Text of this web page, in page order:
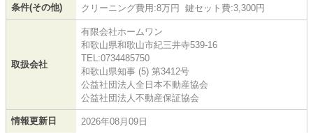
条件(その他) クリーニング費用:8万円 鍵セット費:3,300円
取扱会社
有限会社ホームワン
和歌山県和歌山市紀三井寺539-16
TEL:0734485750
和歌山県知事 (5) 第3412号
公益社団法人全日本不動産協会
公益社団法人不動産保証協会
情報更新日 2026年08月09日